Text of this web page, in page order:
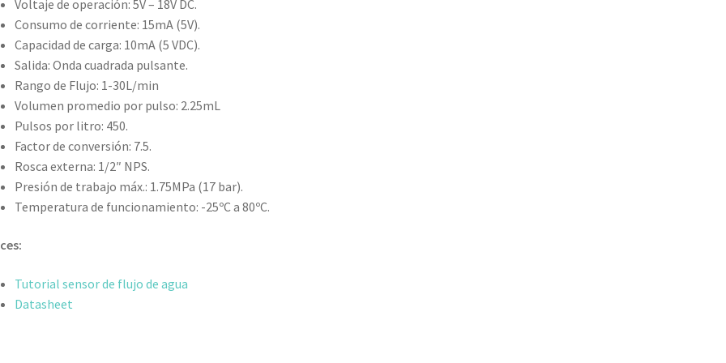
Voltaje de operación: 5V – 18V DC.
Consumo de corriente: 15mA (5V).
Capacidad de carga: 10mA (5 VDC).
Salida: Onda cuadrada pulsante.
Rango de Flujo: 1-30L/min
Volumen promedio por pulso: 2.25mL
Pulsos por litro: 450.
Factor de conversión: 7.5.
Rosca externa: 1/2″ NPS.
Presión de trabajo máx.: 1.75MPa (17 bar).
Temperatura de funcionamiento: -25ºC a 80ºC.
Tutorial sensor de flujo de agua
Datasheet